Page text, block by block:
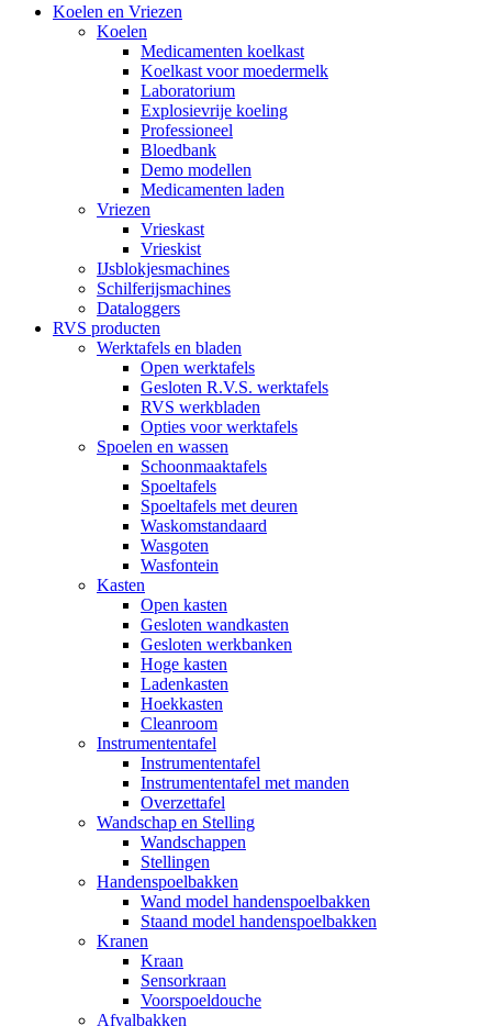
Koelen en Vriezen
Koelen
Medicamenten koelkast
Koelkast voor moedermelk
Laboratorium
Explosievrije koeling
Professioneel
Bloedbank
Demo modellen
Medicamenten laden
Vriezen
Vrieskast
Vrieskist
IJsblokjesmachines
Schilferijsmachines
Dataloggers
RVS producten
Werktafels en bladen
Open werktafels
Gesloten R.V.S. werktafels
RVS werkbladen
Opties voor werktafels
Spoelen en wassen
Schoonmaaktafels
Spoeltafels
Spoeltafels met deuren
Waskomstandaard
Wasgoten
Wasfontein
Kasten
Open kasten
Gesloten wandkasten
Gesloten werkbanken
Hoge kasten
Ladenkasten
Hoekkasten
Cleanroom
Instrumententafel
Instrumententafel
Instrumententafel met manden
Overzettafel
Wandschap en Stelling
Wandschappen
Stellingen
Handenspoelbakken
Wand model handenspoelbakken
Staand model handenspoelbakken
Kranen
Kraan
Sensorkraan
Voorspoeldouche
Afvalbakken